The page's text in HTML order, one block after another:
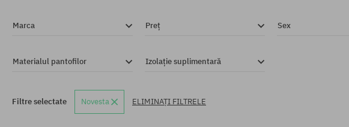
Marca Preț Sex
Materialul pantofilor Izolație suplimentară
Filtre selectate Novesta ELIMINAȚI FILTRELE